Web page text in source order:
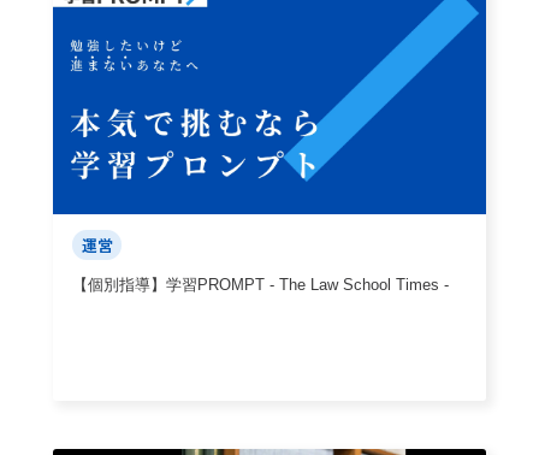
運営
【個別指導】学習PROMPT - The Law School Times -